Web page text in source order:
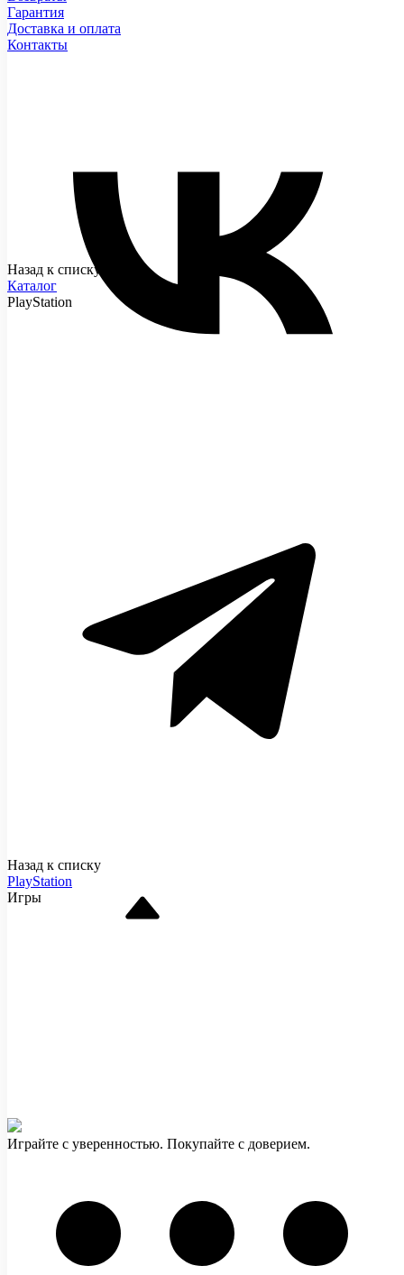
Гарантия
Доставка и оплата
Контакты
Играйте с уверенностью. Покупайте с доверием.
Назад к списку
Каталог
PlayStation
Назад к списку
PlayStation
Игры